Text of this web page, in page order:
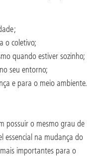
o coletivo;
quando estiver sozinho;
seu entorno;
e para o meio ambiente.
possuir o mesmo grau de
essencial na mudança do
importantes para o